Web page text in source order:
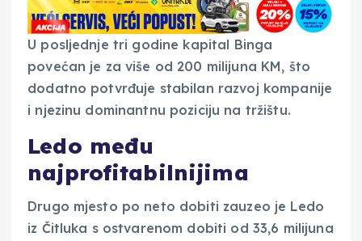
U posljednje tri godine kapital Binga
povećan je za više od 200 milijuna KM, što
dodatno potvrđuje stabilan razvoj kompanije
i njezinu dominantnu poziciju na tržištu.
Ledo među
najprofitabilnijima
Drugo mjesto po neto dobiti zauzeo je Ledo
iz Čitluka s ostvarenom dobiti od 33,6 milijuna